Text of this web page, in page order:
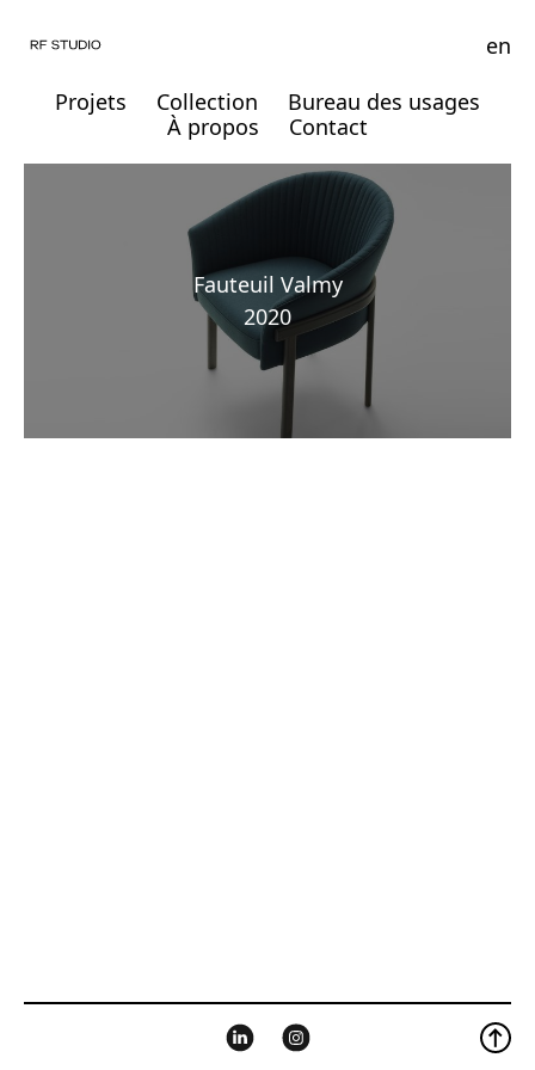
Projets Collection
Bureau des usages
À propos
Contact
en
Fauteuil Valmy
2020